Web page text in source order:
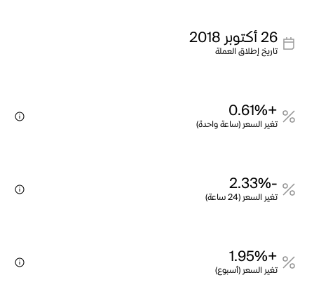
26 أكتوبر 2018
تاريخ إطلاق العملة
+0.61%
تغير السعر (ساعة واحدة)
-2.33%
تغير السعر (24 ساعة)
+1.95%
تغير السعر (أسبوع)